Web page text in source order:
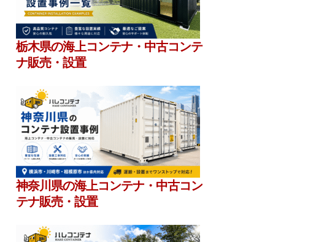
栃木県の海上コンテナ・中古コンテ
ナ販売・設置
神奈川県の海上コンテナ・中古コン
テナ販売・設置